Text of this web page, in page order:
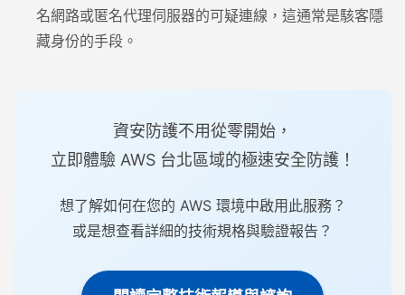
名網路或匿名代理伺服器的可疑連線，這通常是駭客隱
藏身份的手段。
資安防護不用從零開始，
立即體驗 AWS 台北區域的極速安全防護！
想了解如何在您的 AWS 環境中啟用此服務？
或是想查看詳細的技術規格與驗證報告？